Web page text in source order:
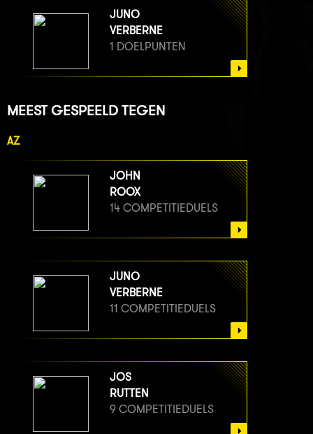
JUNO
VERBERNE
1 DOELPUNTEN
MEEST GESPEELD TEGEN
AZ
JOHN
ROOX
14 COMPETITIEDUELS
JUNO
VERBERNE
11 COMPETITIEDUELS
JOS
RUTTEN
9 COMPETITIEDUELS